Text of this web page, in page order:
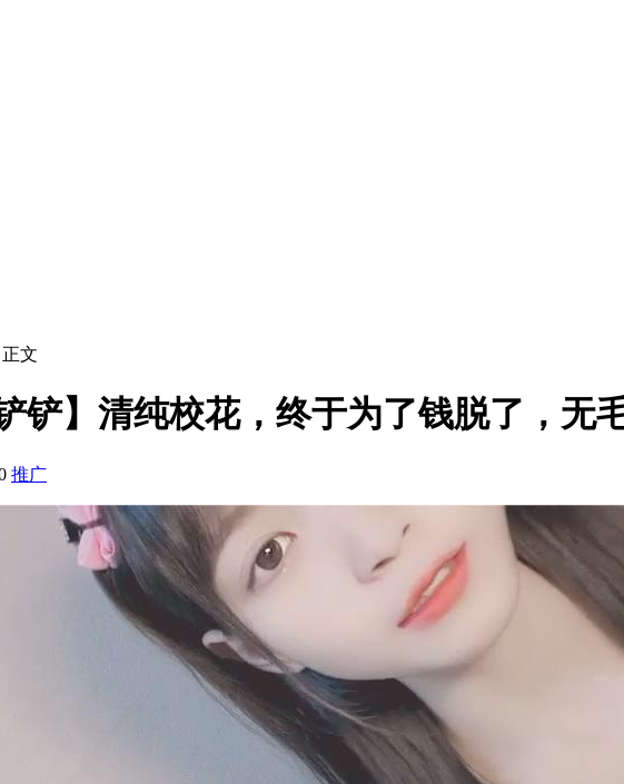
正文
铲】清纯校花，终于为了钱脱了，无
推广